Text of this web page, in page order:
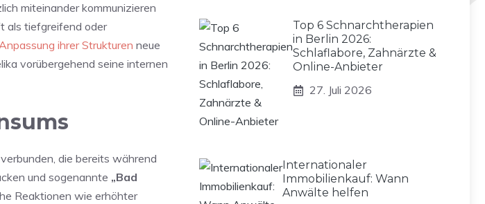
miteinander kommunizieren
als tiefgreifend oder
ihrer Strukturen neue
vorübergehend seine internen
verbunden, die bereits während
und sogenannte „Bad
Reaktionen wie erhöhter
Top 6 Schnarchtherapien
in Berlin 2026:
Schlaflabore, Zahnärzte &
Online-Anbieter
27. Juli 2026
Internationaler
Immobilienkauf: Wann
Anwälte helfen